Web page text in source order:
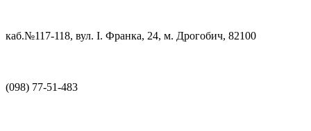
каб.№117-118, вул. І. Франка, 24, м. Дрогобич, 82100
(098) 77-51-483